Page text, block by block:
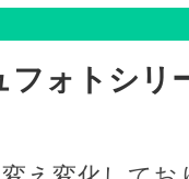
フォトシリ